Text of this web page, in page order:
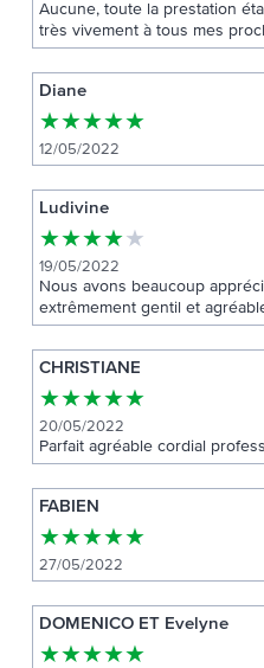
Aucune, toute la prestation
très vivement à tous mes
Diane
★★★★★
12/05/2022
Ludivine
★★★★★
19/05/2022
Nous avons beaucoup
extrêmement gentil et
CHRISTIANE
★★★★★
20/05/2022
Parfait agréable cordial
FABIEN
★★★★★
27/05/2022
DOMENICO ET Evelyne
★★★★★